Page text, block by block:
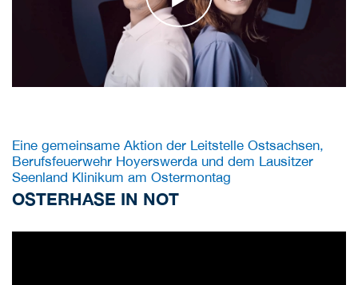
Eine gemeinsame Aktion der Leitstelle Ostsachsen,
Berufsfeuerwehr Hoyerswerda und dem Lausitzer
Seenland Klinikum am Ostermontag
OSTERHASE IN NOT